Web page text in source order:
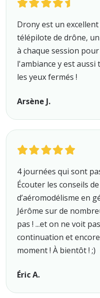
Drony est un
télépilote de drône,
à chaque session
l'ambiance y est aussi
les yeux fermés !
Arsène J.
4 journées qui sont
Écouter les conseils
d’aéromodélisme en
Jérôme sur de
pas ! ...et on ne voit
continuation et
moment ! À bientôt ! ;)
Éric A.